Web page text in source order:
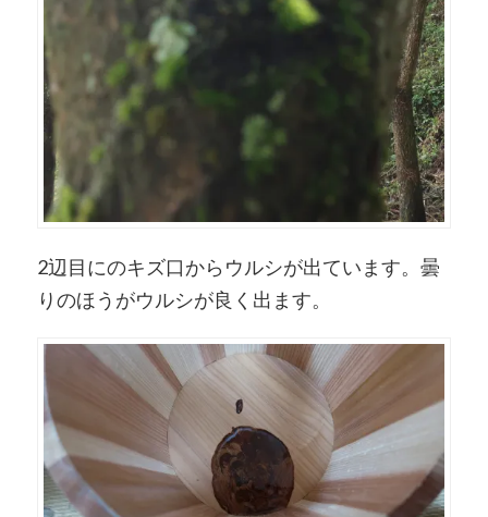
2辺目にのキズ口からウルシが出ています。曇
りのほうがウルシが良く出ます。